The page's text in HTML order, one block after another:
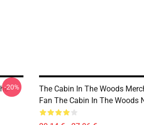
-20%
The Cabin In The Woods
Fan The Cabin In The Woods